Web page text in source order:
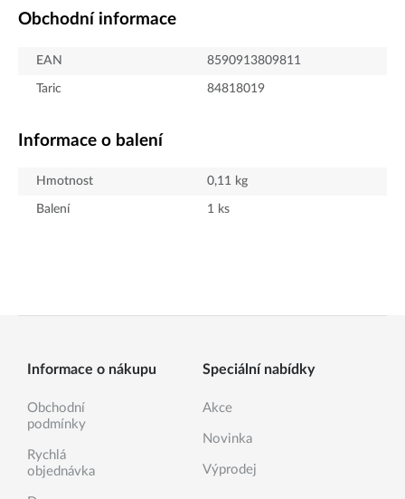
Obchodní informace
EAN 8590913809811
Taric 84818019
Informace o balení
Hmotnost 0,11 kg
Balení 1 ks
Informace o nákupu
Obchodní
podmínky
Rychlá
objednávka
Speciální nabídky
Akce
Novinka
Výprodej